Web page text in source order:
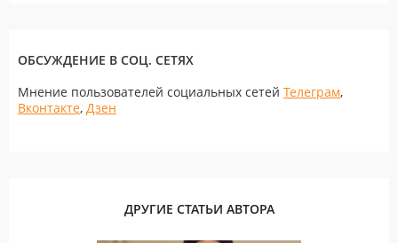
ОБСУЖДЕНИЕ В СОЦ. СЕТЯХ
Мнение пользователей социальных сетей Телеграм,
Вконтакте, Дзен
ДРУГИЕ СТАТЬИ АВТОРА